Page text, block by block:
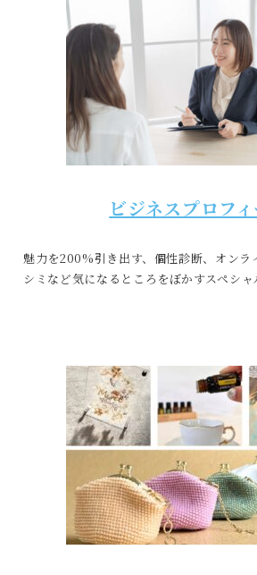
ビジネスプロフ
魅力を200%引き出す、個性診断、オンラ
シミなど気になるところをぼかすスペシャ